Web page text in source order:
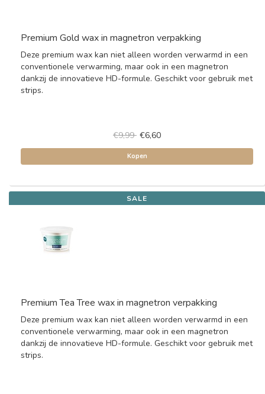
Premium Gold wax in magnetron verpakking
Deze premium wax kan niet alleen worden verwarmd in een
conventionele verwarming, maar ook in een magnetron
dankzij de innovatieve HD-formule. Geschikt voor gebruik met
strips.
€9,99 €6,60
Kopen
SALE
Premium Tea Tree wax in magnetron verpakking
Deze premium wax kan niet alleen worden verwarmd in een
conventionele verwarming, maar ook in een magnetron
dankzij de innovatieve HD-formule. Geschikt voor gebruik met
strips.